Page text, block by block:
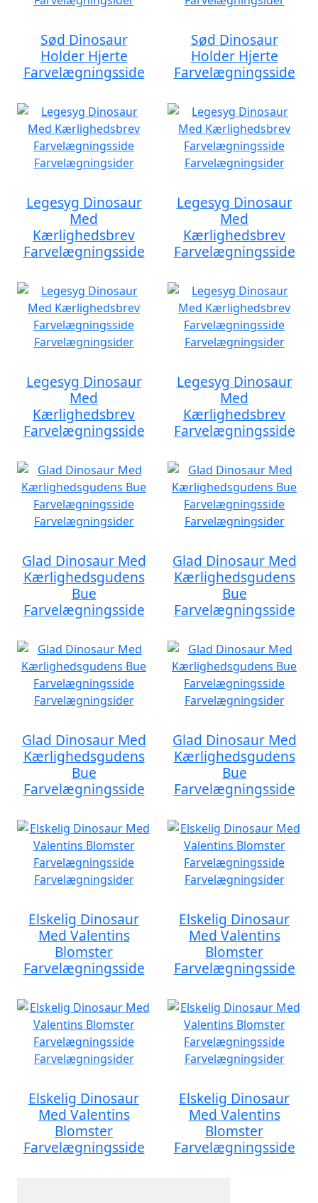
Sød Dinosaur
Holder Hjerte
Farvelægningsside
Sød Dinosaur
Holder Hjerte
Farvelægningsside
Legesyg Dinosaur
Med
Kærlighedsbrev
Farvelægningsside
Legesyg Dinosaur
Med
Kærlighedsbrev
Farvelægningsside
Legesyg Dinosaur
Med
Kærlighedsbrev
Farvelægningsside
Legesyg Dinosaur
Med
Kærlighedsbrev
Farvelægningsside
Glad Dinosaur Med
Kærlighedsgudens
Bue
Farvelægningsside
Glad Dinosaur Med
Kærlighedsgudens
Bue
Farvelægningsside
Glad Dinosaur Med
Kærlighedsgudens
Bue
Farvelægningsside
Glad Dinosaur Med
Kærlighedsgudens
Bue
Farvelægningsside
Elskelig Dinosaur
Med Valentins
Blomster
Farvelægningsside
Elskelig Dinosaur
Med Valentins
Blomster
Farvelægningsside
Elskelig Dinosaur
Med Valentins
Blomster
Farvelægningsside
Elskelig Dinosaur
Med Valentins
Blomster
Farvelægningsside